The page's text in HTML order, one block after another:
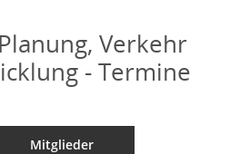
Verkehr
- Termine
Mitglieder